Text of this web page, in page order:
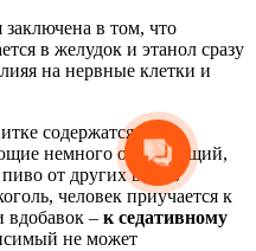
заключена в том, что
в желудок и этанол сразу
на нервные клетки и
содержатся
немного отупляющий,
от других видов
человек приучается к
вдобавок – к седативному
не может